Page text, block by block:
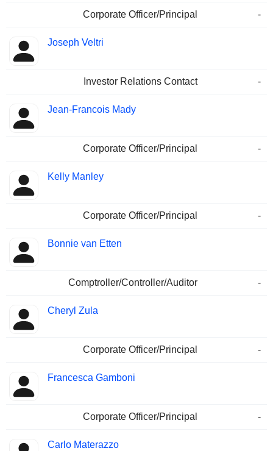
Corporate Officer/Principal -
Joseph Veltri
Investor Relations Contact -
Jean-Francois Mady
Corporate Officer/Principal -
Kelly Manley
Corporate Officer/Principal -
Bonnie van Etten
Comptroller/Controller/Auditor -
Cheryl Zula
Corporate Officer/Principal -
Francesca Gamboni
Corporate Officer/Principal -
Carlo Materazzo